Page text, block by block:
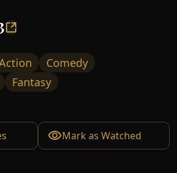
Comedy
Fantasy
Mark as Watched